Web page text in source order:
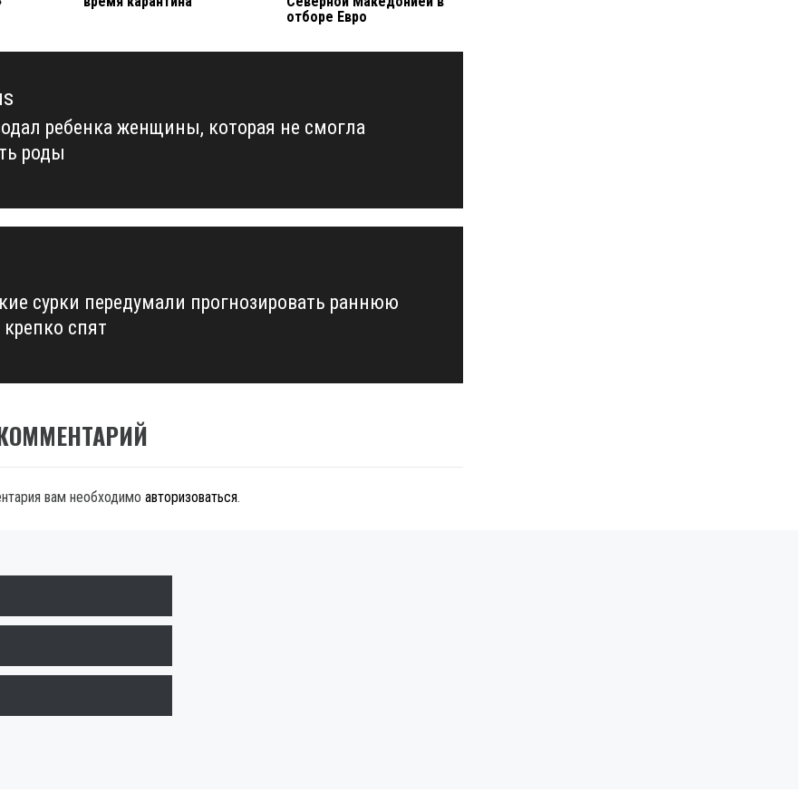
отборе Евро
ребенка женщины, которая не смогла
роды
сурки передумали прогнозировать раннюю
крепко спят
вам необходимо авторизоваться.